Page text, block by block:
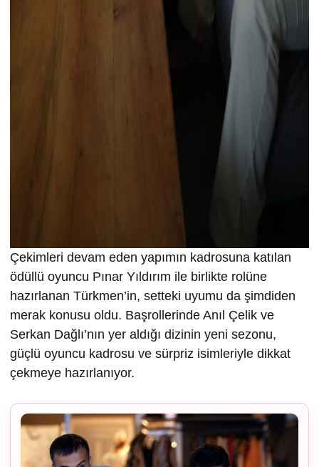
Çekimleri devam eden yapımın kadrosuna katılan
ödüllü oyuncu Pınar Yıldırım ile birlikte rolüne
hazırlanan Türkmen’in, setteki uyumu da şimdiden
merak konusu oldu. Başrollerinde Anıl Çelik ve
Serkan Dağlı’nın yer aldığı dizinin yeni sezonu,
güçlü oyuncu kadrosu ve sürpriz isimleriyle dikkat
çekmeye hazırlanıyor.